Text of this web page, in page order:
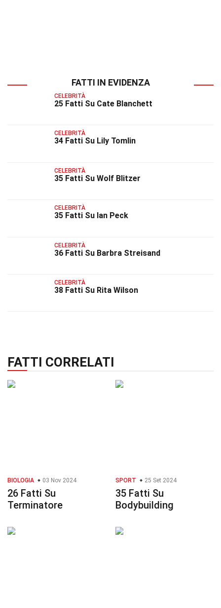
FATTI IN EVIDENZA
CELEBRITÀ
25 Fatti Su Cate Blanchett
CELEBRITÀ
34 Fatti Su Lily Tomlin
CELEBRITÀ
35 Fatti Su Wolf Blitzer
CELEBRITÀ
35 Fatti Su Ian Peck
CELEBRITÀ
36 Fatti Su Barbra Streisand
CELEBRITÀ
38 Fatti Su Rita Wilson
FATTI CORRELATI
BIOLOGIA 03 Nov 2024
26 Fatti Su
Terminatore
SPORT 25 Set 2024
35 Fatti Su
Bodybuilding